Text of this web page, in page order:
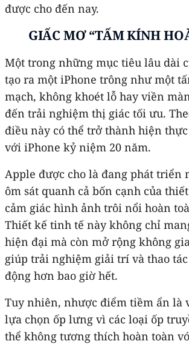
được cho đến nay.
GIẤC MƠ “TẤM KÍNH
Một trong những mục tiêu lâu dài
tạo ra một ‌iPhone‌ trông như một
mạch, không khoét lỗ hay viền
đến trải nghiệm thị giác tối ưu.
điều này có thể trở thành hiện
với ‌iPhone‌ kỷ niệm 20 năm.
Apple được cho là đang phát triển
ôm sát quanh cả bốn cạnh của
cảm giác hình ảnh trôi nổi hoàn
Thiết kế tinh tế này không chỉ
hiện đại mà còn mở rộng không
giúp trải nghiệm giải trí và thao
động hơn bao giờ hết.
Tuy nhiên, nhược điểm tiềm ẩn là
lựa chọn ốp lưng vì các loại ốp
thể không tương thích hoàn toàn